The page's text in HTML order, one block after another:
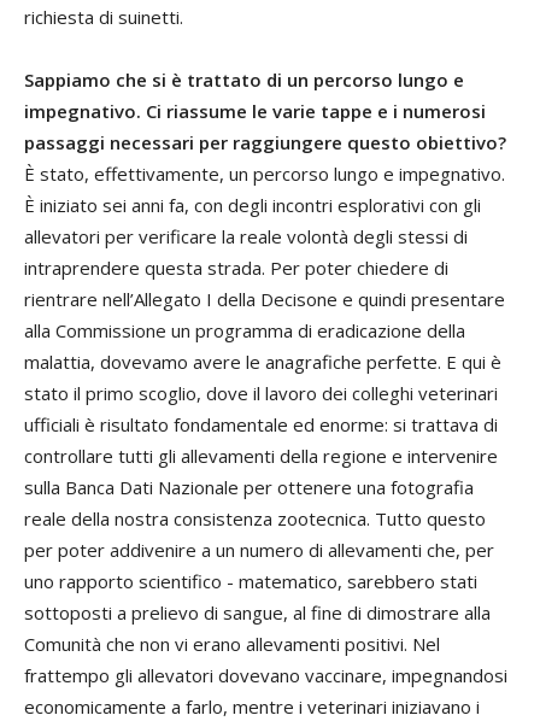
richiesta di suinetti.
Sappiamo che si è trattato di un percorso lungo e
impegnativo. Ci riassume le varie tappe e i numerosi
passaggi necessari per raggiungere questo obiettivo?
È stato, effettivamente, un percorso lungo e impegnativo.
È iniziato sei anni fa, con degli incontri esplorativi con gli
allevatori per verificare la reale volontà degli stessi di
intraprendere questa strada. Per poter chiedere di
rientrare nell’Allegato I della Decisone e quindi presentare
alla Commissione un programma di eradicazione della
malattia, dovevamo avere le anagrafiche perfette. E qui è
stato il primo scoglio, dove il lavoro dei colleghi veterinari
ufficiali è risultato fondamentale ed enorme: si trattava di
controllare tutti gli allevamenti della regione e intervenire
sulla Banca Dati Nazionale per ottenere una fotografia
reale della nostra consistenza zootecnica. Tutto questo
per poter addivenire a un numero di allevamenti che, per
uno rapporto scientifico - matematico, sarebbero stati
sottoposti a prelievo di sangue, al fine di dimostrare alla
Comunità che non vi erano allevamenti positivi. Nel
frattempo gli allevatori dovevano vaccinare, impegnandosi
economicamente a farlo, mentre i veterinari iniziavano i